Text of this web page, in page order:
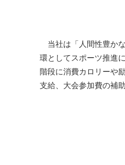
当社は「人間性豊か
環としてスポーツ推進
階段に消費カロリーや
支給、大会参加費の補